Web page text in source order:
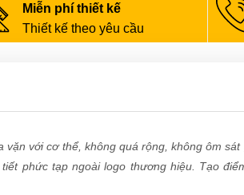
Miễn phí thiết kế
Thiết kế theo yêu cầu
vặn với cơ thể, không quá rộng, không ôm
phức tạp ngoài logo thương hiệu. Tạo